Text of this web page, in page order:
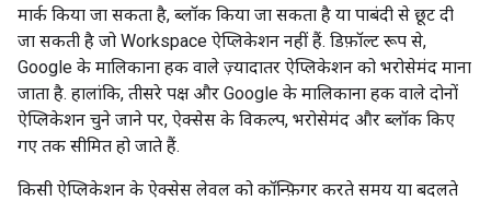
मार्क किया जा सकता है, ब्लॉक किया जा सकता है या पाबंदी से छूट दी
जा सकती है जो Workspace ऐप्लिकेशन नहीं हैं. डिफ़ॉल्ट रूप से,
Google के मालिकाना हक वाले ज़्यादातर ऐप्लिकेशन को भरोसेमंद माना
जाता है. हालांकि, तीसरे पक्ष और Google के मालिकाना हक वाले दोनों
ऐप्लिकेशन चुने जाने पर, ऐक्सेस के विकल्प, भरोसेमंद और ब्लॉक किए
गए तक सीमित हो जाते हैं.
किसी ऐप्लिकेशन के ऐक्सेस लेवल को कॉन्फ़िगर करते समय या बदलते